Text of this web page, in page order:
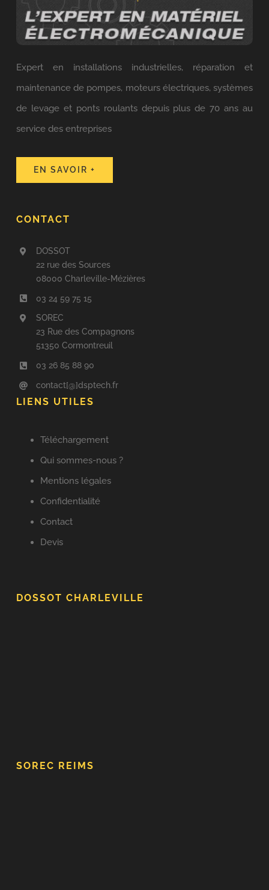
Expert en installations industrielles, réparation et
maintenance de pompes, moteurs électriques, systèmes
de levage et ponts roulants depuis plus de 70 ans au
service des entreprises
EN SAVOIR +
CONTACT
DOSSOT
22 rue des Sources
08000 Charleville-Mézières
03 24 59 75 15
SOREC
23 Rue des Compagnons
51350 Cormontreuil
03 26 85 88 90
contact[@]dsptech.fr
LIENS UTILES
Téléchargement
Qui sommes-nous ?
Mentions légales
Confidentialité
Contact
Devis
DOSSOT CHARLEVILLE
SOREC REIMS